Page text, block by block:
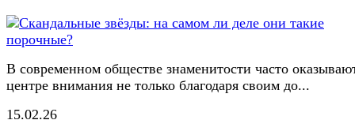
В современном обществе знаменитости часто
центре внимания не только благодаря своим до...
15.02.26